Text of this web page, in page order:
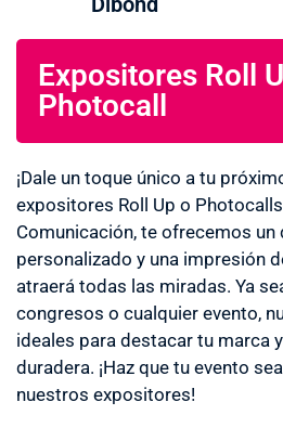
Expositores Roll
Photocall
¡Dale un toque único a tu
expositores Roll Up o
Comunicación, te ofrecemos
personalizado y una impresión
atraerá todas las miradas. Ya
congresos o cualquier evento,
ideales para destacar tu marca
duradera. ¡Haz que tu evento
nuestros expositores!